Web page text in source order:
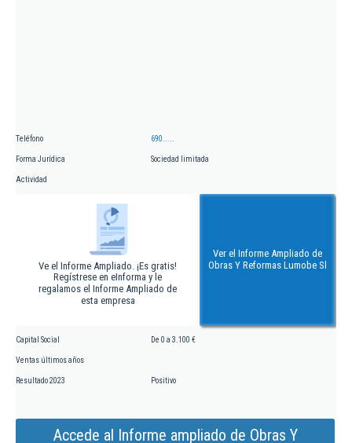
Teléfono 690.....
Forma Jurídica Sociedad limitada
Actividad
Ve el Informe Ampliado. ¡Es gratis!
Regístrese en eInforma y le
regalamos el Informe Ampliado de
esta empresa
Ver el Informe Ampliado de
Obras Y Reformas Lumobe Sl
Capital Social De 0 a 3.100 €
Ventas últimos años
Resultado 2023 Positivo
Accede al Informe ampliado de Obras Y